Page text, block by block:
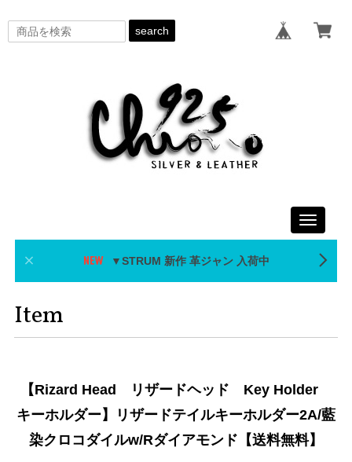
search
Toggle
▼STRUM 新作 革ジャン 入荷中
Item
【Rizard Head リザードヘッド Key Holder
キーホルダー】リザードテイルキーホルダー2A/藍
染クロコダイルw/Rダイアモンド【送料無料】